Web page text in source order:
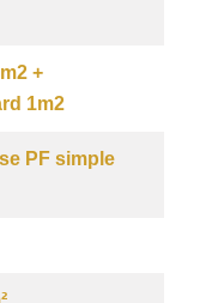
+
1m2
PF simple